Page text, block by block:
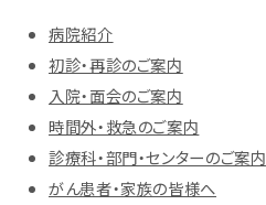
病院紹介
初診・再診のご案内
入院・面会のご案内
時間外・救急のご案内
診療科・部門・センターのご案内
がん患者・家族の皆様へ